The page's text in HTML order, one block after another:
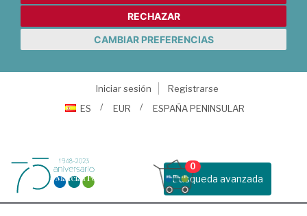
RECHAZAR
CAMBIAR PREFERENCIAS
Iniciar sesión
Registrarse
ES
EUR ESPAÑA PENINSULAR
Busqueda avanzada
0